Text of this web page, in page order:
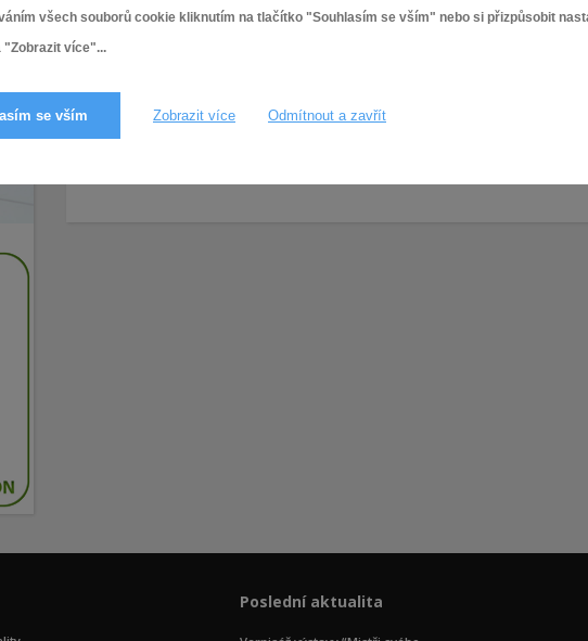
všech souborů cookie kliknutím na tlačítko "Souhlasím se vším" nebo si přizpůsobit
"Zobrazit více"...
se vším Zobrazit více Odmítnout a zavřít
Čas:
21:00 - 23:00
Poslední aktualita